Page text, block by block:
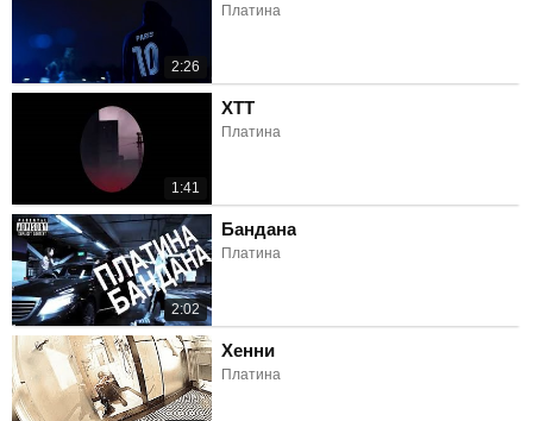
2:26
Платина
1:41
ХТТ
Платина
2:02
Бандана
Платина
Хенни
Платина